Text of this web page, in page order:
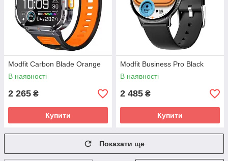
Modfit Carbon Blade Orange
В наявності
2 265 ₴
Купити
Modfit Business Pro Black
В наявності
2 485 ₴
Купити
Показати ще